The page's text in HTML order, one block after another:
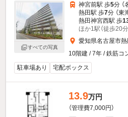
すべての写真
神宮前駅 歩5分 （
熱田駅 歩7分 （東
熱田神宮西駅 歩
ほか1駅（徒歩20分
愛知県名古屋市
10階建 / 7年 / 鉄筋コ
駐車場あり
宅配ボックス
13.9万円
（管理費7,000円）